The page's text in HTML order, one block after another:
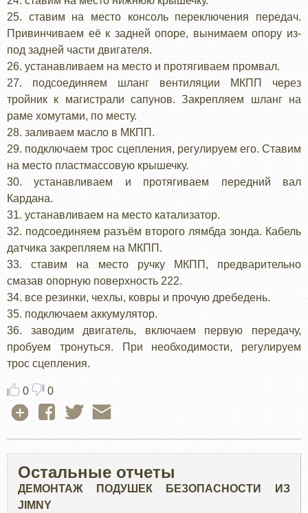
25. ставим на место консоль переключения передач.
Привинчиваем её к задней опоре, вынимаем опору из-
под задней части двигателя.
26. устанавливаем на место и протягиваем промвал.
27. подсоединяем шланг вентиляции МКПП через
тройник к магистрали сапунов. Закрепляем шланг на
раме хомутами, по месту.
28. заливаем масло в МКПП.
29. подключаем трос сцепления, регулируем его. Ставим
на место пластмассовую крышечку.
30. устанавливаем и протягиваем передний вал
Кардана.
31. устанавливаем на место катализатор.
32. подсоединяем разъём второго лямбда зонда. Кабель
датчика закрепляем на МКПП.
33. ставим на место ручку МКПП, предварительно
смазав опорную поверхность 222.
34. все резинки, чехлы, ковры и прочую дребедень.
35. подключаем аккумулятор.
36. заводим двигатель, включаем первую передачу,
пробуем тронуться. При необходимости, регулируем
трос сцепления.
0 0
Остальные отчеты
ДЕМОНТАЖ ПОДУШЕК БЕЗОПАСНОСТИ ИЗ
JIMNY